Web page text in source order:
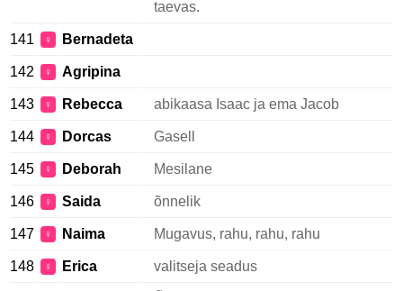
taevas.
141 ♀ Bernadeta
142 ♀ Agripina
143 ♀ Rebecca abikaasa Isaac ja ema Jacob
144 ♀ Dorcas Gasell
145 ♀ Deborah Mesilane
146 ♀ Saida õnnelik
147 ♀ Naima Mugavus, rahu, rahu, rahu
148 ♀ Erica valitseja seadus